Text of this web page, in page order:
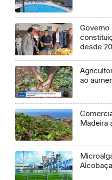
Governo
desde
ao
Madeira
Alcobaça